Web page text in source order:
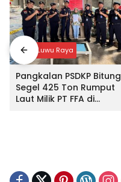
Input Luwu Raya
Pangkalan PSDKP Bitung
Segel 425 Ton Rumput
Laut Milik PT FFA di